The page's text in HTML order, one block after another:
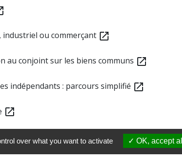
ou commerçant open_in_new
au conjoint sur les biens communs open_in_new
indépendants : parcours simplifié open_in_new
open_in_new
over what you want to activate OK, accept all